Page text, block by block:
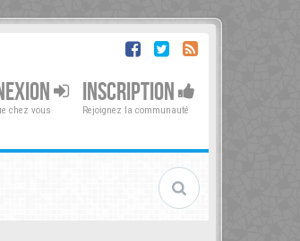
chez vous
INSCRIPTION
Rejoignez la communauté